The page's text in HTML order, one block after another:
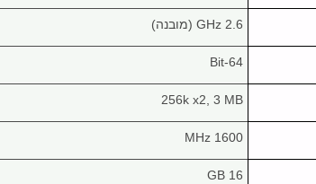
2.6 GHz (מובנה)
64-Bit
256k x2, 3 MB
1600 MHz
16 GB